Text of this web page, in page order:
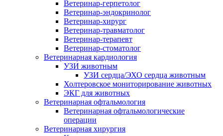
Ветеринар-герпетолог
Ветеринар-эндокринолог
Ветеринар-хирург
Ветеринар-травматолог
Ветеринар-терапевт
Ветеринар-стоматолог
Ветеринарная кардиология
УЗИ животным
УЗИ сердца/ЭХО сердца животным
Холтеровское мониторирование животных
ЭКГ для животных
Ветеринарная офтальмология
Ветеринарная офтальмологические
операции
Ветеринарная хирургия